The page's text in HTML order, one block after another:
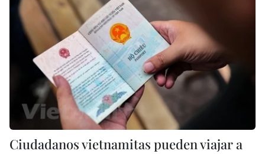
Ciudadanos vietnamitas pueden viajar a